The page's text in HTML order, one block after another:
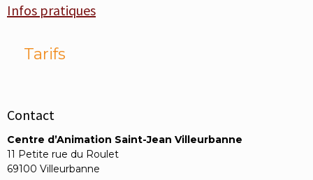
Infos pratiques
Tarifs
Contact
Centre d’Animation Saint-Jean Villeurbanne
11 Petite rue du Roulet
69100 Villeurbanne